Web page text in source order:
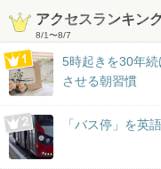
アクセスランキン
8/1〜8/7
5時起きを30年
させる朝習慣
「バス停」を英